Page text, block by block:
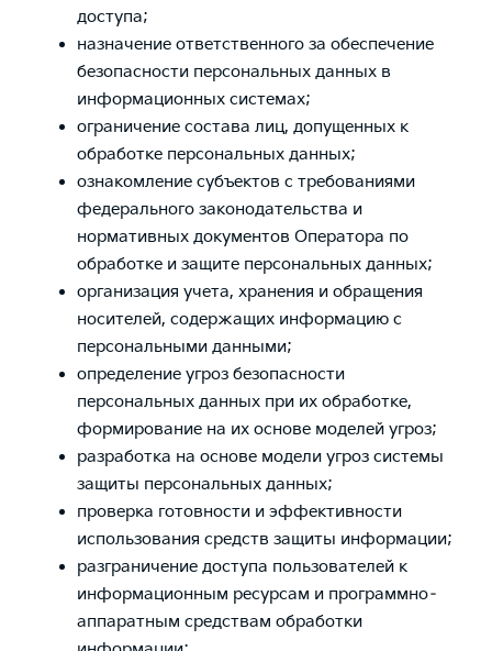
доступа;
назначение ответственного за обеспечение
безопасности персональных данных в
информационных системах;
ограничение состава лиц, допущенных к
обработке персональных данных;
ознакомление субъектов с требованиями
федерального законодательства и
нормативных документов Оператора по
обработке и защите персональных данных;
организация учета, хранения и обращения
носителей, содержащих информацию с
персональными данными;
определение угроз безопасности
персональных данных при их обработке,
формирование на их основе моделей угроз;
разработка на основе модели угроз системы
защиты персональных данных;
проверка готовности и эффективности
использования средств защиты информации;
разграничение доступа пользователей к
информационным ресурсам и программно–
аппаратным средствам обработки